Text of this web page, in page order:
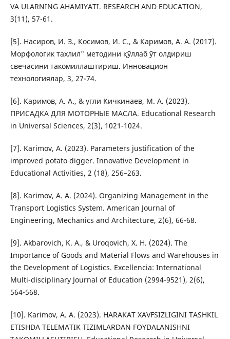
VA ULARNING AHAMIYATI. RESEARCH AND EDUCATION,
3(11), 57-61.
[5]. Насиров, И. З., Косимов, И. С., & Каримов, А. А. (2017).
Морфологик тахлил" методини қўллаб ўт олдириш
свечасини такомиллаштириш. Инновацион
технологиялар, 3, 27-74.
[6]. Каримов, А. А., & угли Кичкинаев, М. А. (2023).
ПРИСАДКА ДЛЯ МОТОРНЫЕ МАСЛА. Educational Research
in Universal Sciences, 2(3), 1021-1024.
[7]. Karimov, A. (2023). Parameters justification of the
improved potato digger. Innovative Development in
Educational Activities, 2 (18), 256–263.
[8]. Karimov, A. A. (2024). Organizing Management in the
Transport Logistics System. American Journal of
Engineering, Mechanics and Architecture, 2(6), 66-68.
[9]. Akbarovich, K. A., & Uroqovich, X. H. (2024). The
Importance of Goods and Material Flows and Warehouses in
the Development of Logistics. Excellencia: International
Multi-disciplinary Journal of Education (2994-9521), 2(6),
564-568.
[10]. Karimov, A. A. (2023). HARAKAT XAVFSIZLIGINI TASHKIL
ETISHDA TELEMATIK TIZIMLARDAN FOYDALANISHNI